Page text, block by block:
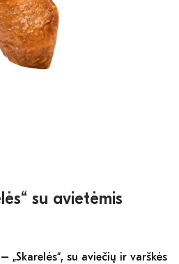
su avietėmis
„Skarelės“, su aviečių ir varškės